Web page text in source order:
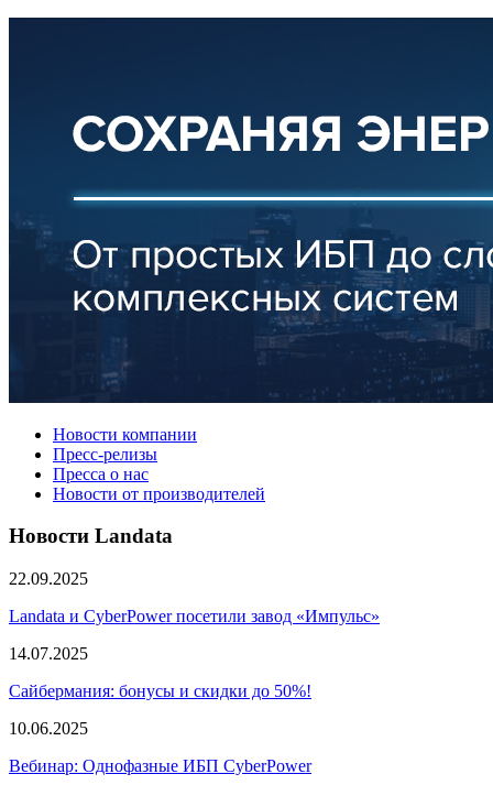
Новости компании
Пресс-релизы
Пресса о нас
Новости от производителей
Новости Landata
22.09.2025
Landata и CyberPower посетили завод «Импульс»
14.07.2025
Сайбермания: бонусы и скидки до 50%!
10.06.2025
Вебинар: Однофазные ИБП CyberPower